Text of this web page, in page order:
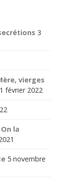
3
vierges
1 février 2022
la
5 novembre